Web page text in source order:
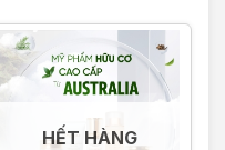
HẾT HÀNG